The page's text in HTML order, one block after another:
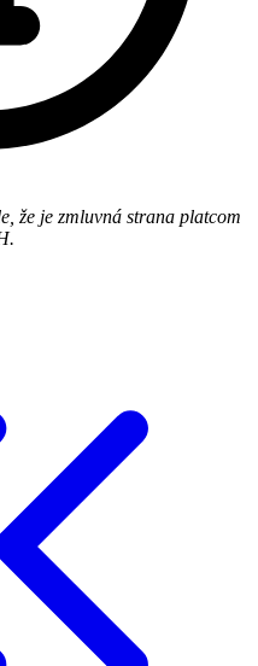
že je zmluvná strana platcom